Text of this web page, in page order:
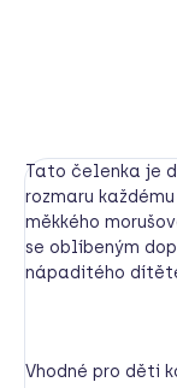
Tato čelenka je
rozmaru
měkkého
se oblíbeným
nápaditého
Vhodné pro děti